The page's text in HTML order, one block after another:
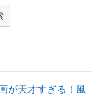
が天才すぎる！風